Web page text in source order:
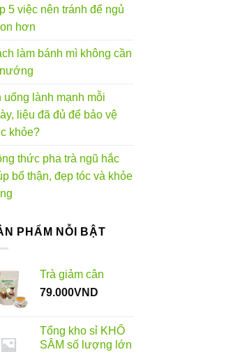
5 việc nên tránh để ngủ
hơn
làm bánh mì không cần
uống lành mạnh mỗi
liệu đã đủ để bảo vệ
khỏe?
thức pha trà ngũ hắc
bổ thận, đẹp tóc và khỏe
PHẨM NỖI BẬT
Trà giảm cân
79.000VND
Tổng kho sỉ KHỔ
SÂM số lượng lớn